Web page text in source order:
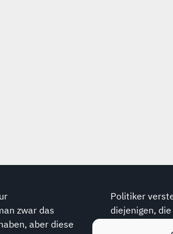
zwar das
aber diese
Politiker
diejenigen,